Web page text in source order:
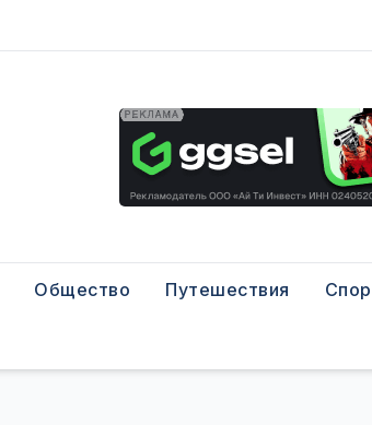
Общество Путешествия